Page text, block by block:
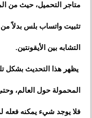
متاجر التحميل، حيث من
تثبيت واتساب بلس بدلاً
التشابه بين الأيقونتين.
يظهر هذا التحديث بشكل
المحمولة حول العالم،
فلا يوجد شيء يمكنه فعله